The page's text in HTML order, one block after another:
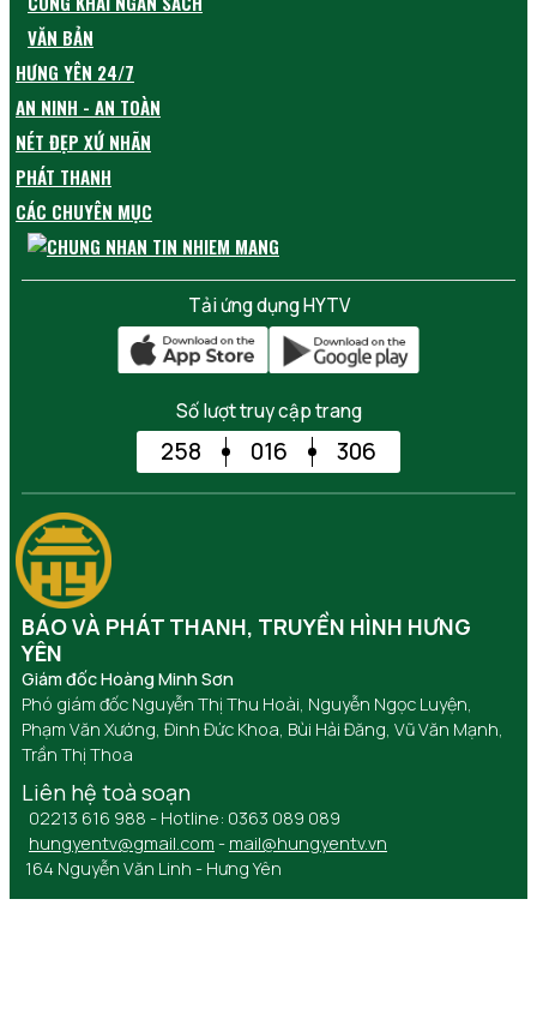
VĂN BẢN
HƯNG YÊN 24/7
AN NINH - AN TOÀN
NÉT ĐẸP XỨ NHÃN
PHÁT THANH
CÁC CHUYÊN MỤC
Tải ứng dụng HYTV
Số lượt truy cập trang
258 016 306
BÁO VÀ PHÁT THANH, TRUYỀN HÌNH HƯNG
YÊN
Giám đốc Hoàng Minh Sơn
Phó giám đốc Nguyễn Thị Thu Hoài, Nguyễn Ngọc Luyện,
Phạm Văn Xướng, Đinh Đức Khoa, Bùi Hải Đăng, Vũ Văn Mạnh,
Trần Thị Thoa
Liên hệ toà soạn
02213 616 988 - Hotline: 0363 089 089
hungyentv@gmail.com - mail@hungyentv.vn
164 Nguyễn Văn Linh - Hưng Yên